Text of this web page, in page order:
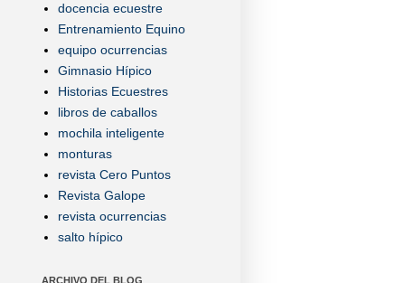
docencia ecuestre
Entrenamiento Equino
equipo ocurrencias
Gimnasio Hípico
Historias Ecuestres
libros de caballos
mochila inteligente
monturas
revista Cero Puntos
Revista Galope
revista ocurrencias
salto hípico
ARCHIVO DEL BLOG